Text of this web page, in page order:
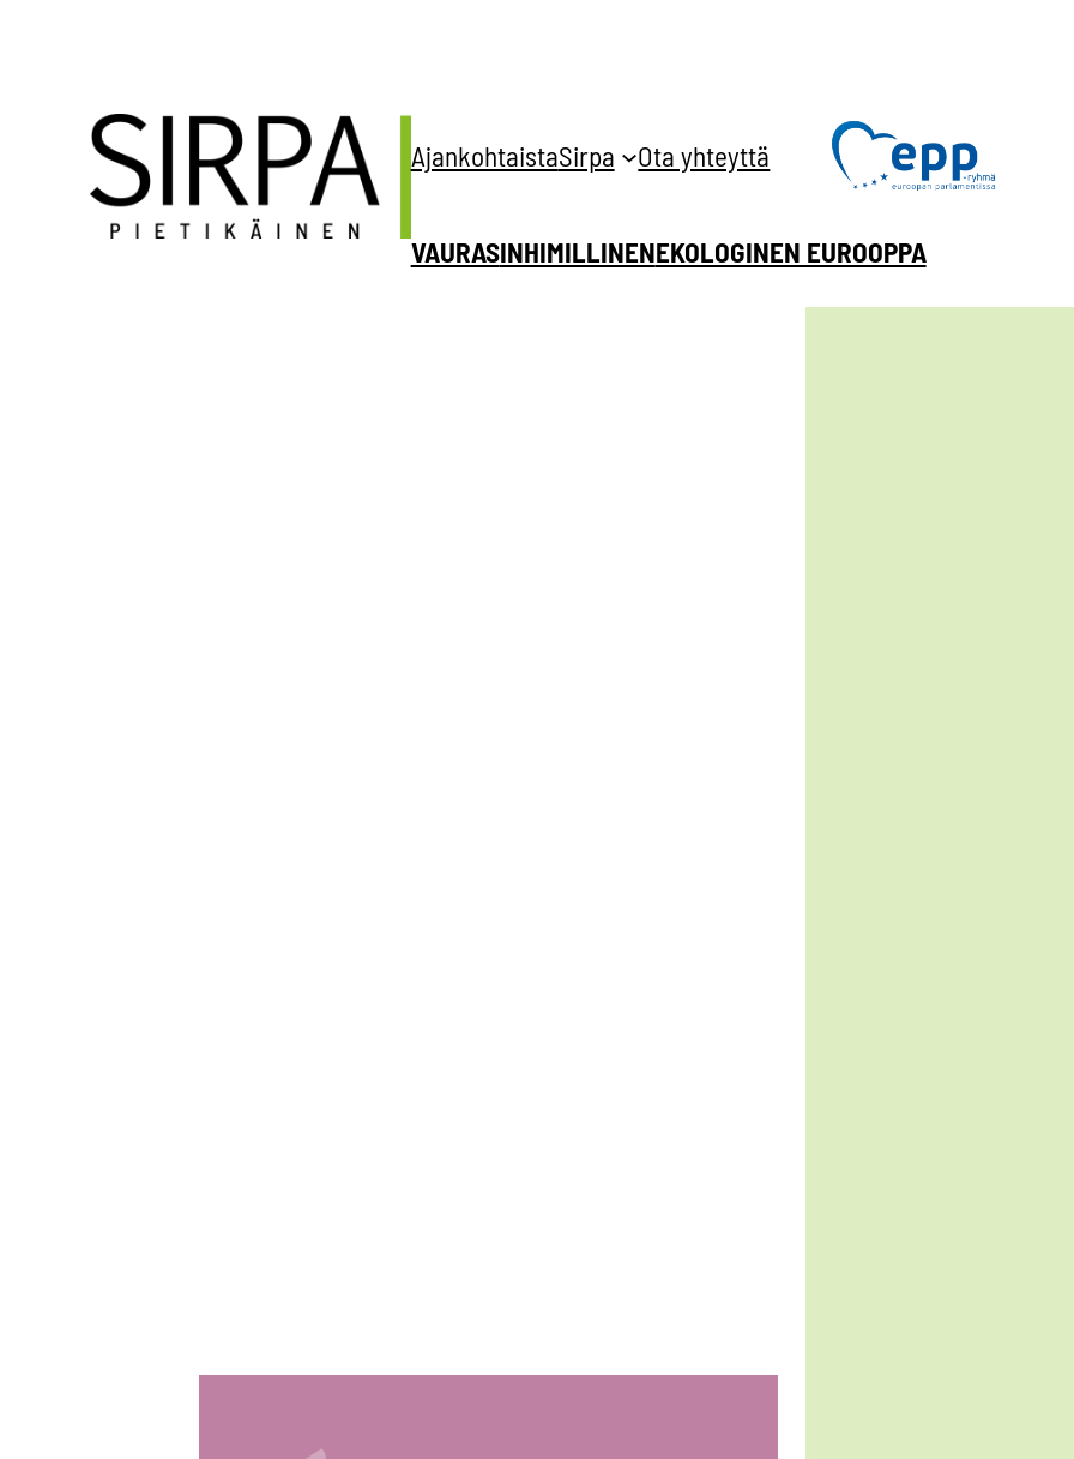
AjankohtaistaSirpa Ota yhteyttä
VAURASINHIMILLINENEKOLOGINEN EUROOPPA